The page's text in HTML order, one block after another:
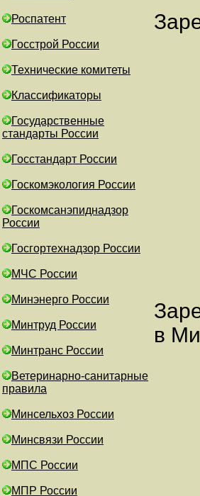
Роспатент
Госстрой России
Технические комитеты
Классификаторы
Государственные
стандарты России
Госстандарт России
Госкомэкология России
Госкомсанэпиднадзор
России
Госгортехнадзор России
МЧС России
Минэнерго России
Минтруд России
Минтранс России
Ветеринарно-санитарные
правила
Минсельхоз России
Минсвязи России
МПС России
МПР России
в